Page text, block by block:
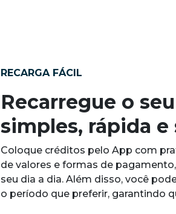
RECARGA FÁCIL
Recarregue o
simples, rápida e
Coloque créditos pelo App com
de valores e formas de
seu dia a dia. Além disso, você
o período que preferir, garantindo